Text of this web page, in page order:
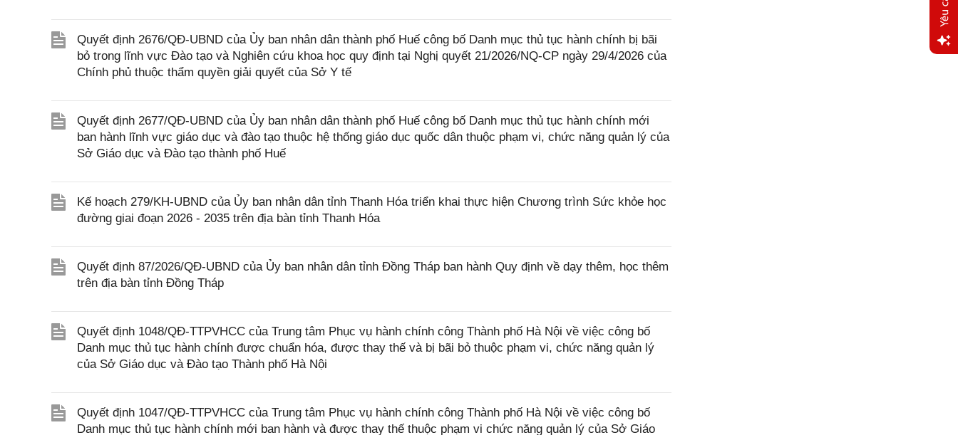
Quyết định 2676/QĐ-UBND của Ủy ban nhân dân thành phố Huế công bố Danh mục thủ tục hành chính bị bãi
bỏ trong lĩnh vực Đào tạo và Nghiên cứu khoa học quy định tại Nghị quyết 21/2026/NQ-CP ngày 29/4/2026 của
Chính phủ thuộc thẩm quyền giải quyết của Sở Y tế
Quyết định 2677/QĐ-UBND của Ủy ban nhân dân thành phố Huế công bố Danh mục thủ tục hành chính mới
ban hành lĩnh vực giáo dục và đào tạo thuộc hệ thống giáo dục quốc dân thuộc phạm vi, chức năng quản lý của
Sở Giáo dục và Đào tạo thành phố Huế
Kế hoạch 279/KH-UBND của Ủy ban nhân dân tỉnh Thanh Hóa triển khai thực hiện Chương trình Sức khỏe học
đường giai đoạn 2026 - 2035 trên địa bàn tỉnh Thanh Hóa
Quyết định 87/2026/QĐ-UBND của Ủy ban nhân dân tỉnh Đồng Tháp ban hành Quy định về dạy thêm, học thêm
trên địa bàn tỉnh Đồng Tháp
Quyết định 1048/QĐ-TTPVHCC của Trung tâm Phục vụ hành chính công Thành phố Hà Nội về việc công bố
Danh mục thủ tục hành chính được chuẩn hóa, được thay thế và bị bãi bỏ thuộc phạm vi, chức năng quản lý
của Sở Giáo dục và Đào tạo Thành phố Hà Nội
Quyết định 1047/QĐ-TTPVHCC của Trung tâm Phục vụ hành chính công Thành phố Hà Nội về việc công bố
Danh mục thủ tục hành chính mới ban hành và được thay thế thuộc phạm vi chức năng quản lý của Sở Giáo